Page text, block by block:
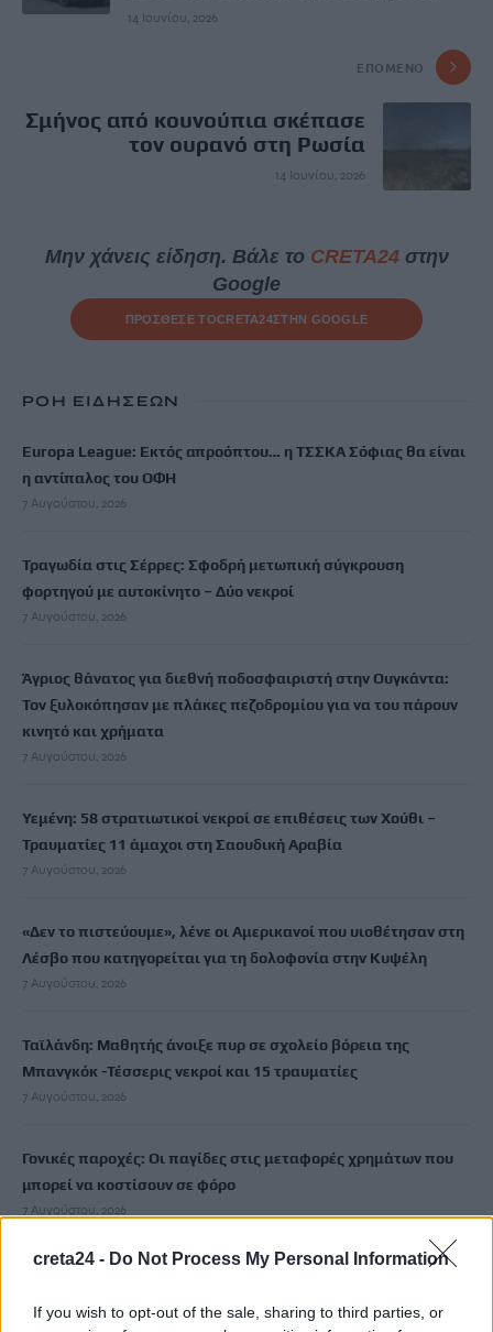
creta24 - Do Not Process My Personal Information
If you wish to opt-out of the sale, sharing to third parties, or
14 Ιουνίου, 2026
ΕΠΌΜΕΝΟ
Σμήνος από κουνούπια σκέπασε
τον ουρανό στη Ρωσία
14 Ιουνίου, 2026
Μην χάνεις είδηση. Βάλε το CRETA24στην
Google
ΠΡΟΣΘΕΣΕ ΤΟCRETA24ΣΤΗΝ GOOGLE
ΡΟΗ ΕΙΔΗΣΕΩΝ
Europa League: Εκτός απροόπτου… η ΤΣΣΚΑ Σόφιας θα είναι
η αντίπαλος του ΟΦΗ
7 Αυγούστου, 2026
Τραγωδία στις Σέρρες: Σφοδρή μετωπική σύγκρουση
φορτηγού με αυτοκίνητο – Δύο νεκροί
7 Αυγούστου, 2026
Άγριος θάνατος για διεθνή ποδοσφαιριστή στην Ουγκάντα:
Τον ξυλοκόπησαν με πλάκες πεζοδρομίου για να του πάρουν
κινητό και χρήματα
7 Αυγούστου, 2026
Υεμένη: 58 στρατιωτικοί νεκροί σε επιθέσεις των Χούθι –
Τραυματίες 11 άμαχοι στη Σαουδική Αραβία
7 Αυγούστου, 2026
«Δεν το πιστεύουμε», λένε οι Αμερικανοί που υιοθέτησαν στη
Λέσβο που κατηγορείται για τη δολοφονία στην Κυψέλη
7 Αυγούστου, 2026
Ταϊλάνδη: Μαθητής άνοιξε πυρ σε σχολείο βόρεια της
Μπανγκόκ -Τέσσερις νεκροί και 15 τραυματίες
7 Αυγούστου, 2026
Γονικές παροχές: Οι παγίδες στις μεταφορές χρημάτων που
μπορεί να κοστίσουν σε φόρο
7 Αυγούστου, 2026
Αεροδρόμιο Καστελλίου: Σήμερα οι υπογραφές για τα ραντάρ